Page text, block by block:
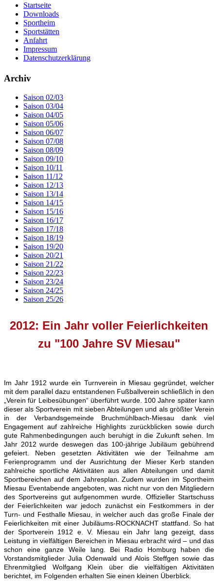
Startseite
Downloads
Sportheim
Sportstätten
Anfahrt
Impressum
Datenschutzerklärung
Archiv
Saison 02/03
Saison 03/04
Saison 04/05
Saison 05/06
Saison 06/07
Saison 07/08
Saison 08/09
Saison 09/10
Saison 10/11
Saison 11/12
Saison 12/13
Saison 13/14
Saison 14/15
Saison 15/16
Saison 16/17
Saison 17/18
Saison 18/19
Saison 19/20
Saison 20/21
Saison 21/22
Saison 22/23
Saison 23/24
Saison 24/25
Saison 25/26
2012: Ein Jahr voller Feierlichkeiten
zu "100 Jahre SV Miesau"
Im Jahr 1912 wurde ein Turnverein in Miesau gegründet, welcher
mit dem parallel dazu entstandenen Fußballverein schließlich in den
„Verein für Leibesübungen“ überführt wurde. 100 Jahre später kann
dieser als Sportverein mit sieben Abteilungen und als größter Verein
in der Verbandsgemeinde Bruchmühlbach-Miesau dank viel
Engagement auf zahlreiche Highlights zurückblicken sowie durch
gute Rahmenbedingungen auch beruhigt in die Zukunft sehen. Im
Jahr 2012 wurde deswegen das 100-jährige Jubiläum gebührend
gefeiert. Neben gesetzten Aktivitäten wie der Teilnahme am
Ferienprogramm und der Ausrichtung der Mieser Kerb standen
zahlreiche sportliche Aktivitäten aus allen Abteilungen und damit
Sportbereichen auf dem Jahresplan. Zudem wurden im Sportheim
Miesau Eventabende angeboten, was nicht nur von den Mitgliedern
des Sportvereins gut aufgenommen wurde. Offizieller Startschuss
der Feierlichkeiten war jedoch zunächst ein Festkommers in der
Turn- und Festhalle Miesau, in welcher auch das große Finale der
Feierlichkeiten mit einer Jubiläums-ROCKNACHT stattfand. So hat
der Sportverein 1912 e. V. Miesau ein Jahr lang gezeigt, dass
Leistung in vielfältigen Bereichen in Miesau erbracht wird – und das
schon eine ganze Weile lang. Bei Radio Homburg haben die
Vorstandsmitglieder Julia Odenwald und Alois Steffgen sowie das
Ehrenmitglied Wolfgang Klein über die vielfältigen Aktivitäten
berichtet, im Folgenden erhalten Sie einen kleinen Überblick.